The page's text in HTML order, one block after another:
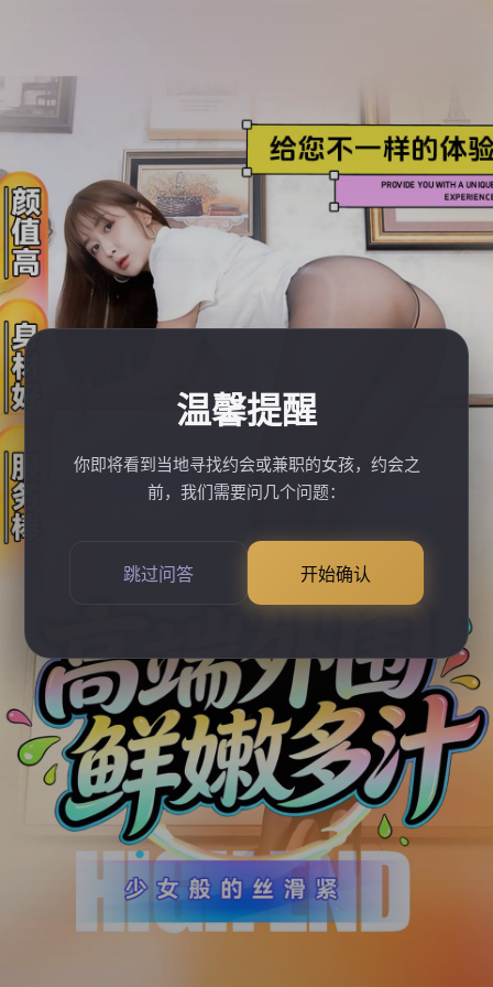
温馨提醒
你即将看到当地寻找约会或兼职的女孩，约会之
前，我们需要问几个问题：
跳过问答 开始确认